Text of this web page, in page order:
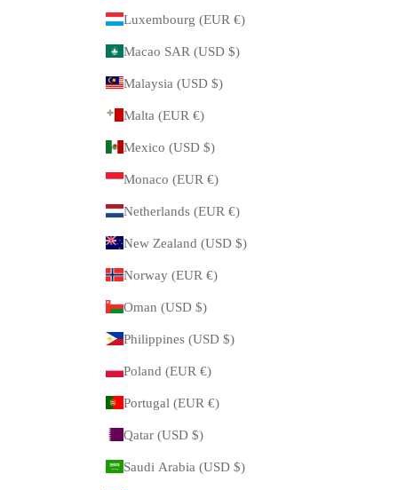
Luxembourg (EUR €)
Macao SAR (USD $)
Malaysia (USD $)
Malta (EUR €)
Mexico (USD $)
Monaco (EUR €)
Netherlands (EUR €)
New Zealand (USD $)
Norway (EUR €)
Oman (USD $)
Philippines (USD $)
Poland (EUR €)
Portugal (EUR €)
Qatar (USD $)
Saudi Arabia (USD $)